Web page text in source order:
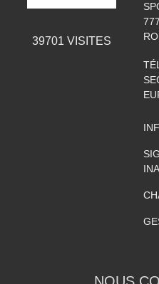
39701 VISITES